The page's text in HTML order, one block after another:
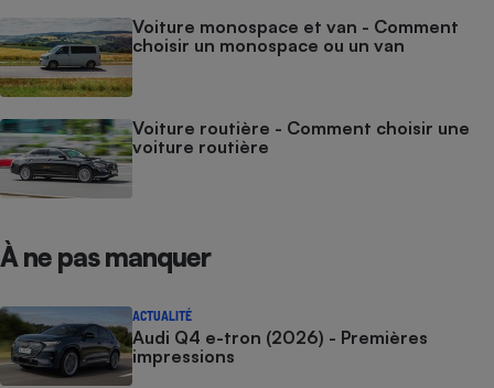
Voiture monospace et van - Comment
choisir un monospace ou un van
Voiture routière - Comment choisir une
voiture routière
À ne pas manquer
ACTUALITÉ
Audi Q4 e-tron (2026) - Premières
impressions